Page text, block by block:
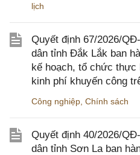
lịch
Quyết định 67/2026/
dân tỉnh Đắk Lắk ban
kế hoạch, tổ chức thực
kinh phí khuyến công
Công nghiệp Chính sách
Quyết định 40/2026/
dân tỉnh Sơn La ban